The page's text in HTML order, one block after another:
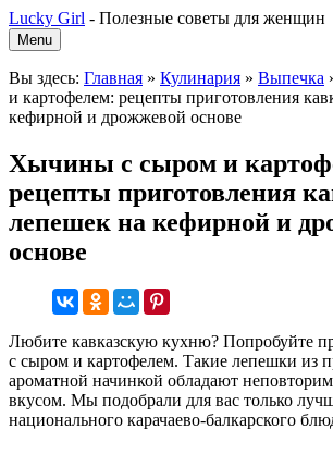
Lucky Girl - Полезные советы для женщин
Menu
Вы здесь: Главная » Кулинария » Выпечка
и картофелем: рецепты приготовления
кефирной и дрожжевой основе
Хычины с сыром и
рецепты приготовления
лепешек на кефирной и
основе
Любите кавказскую кухню? Попробуйте
с сыром и картофелем. Такие лепешки из
ароматной начинкой обладают
вкусом. Мы подобрали для вас только
национального карачаево-балкарского